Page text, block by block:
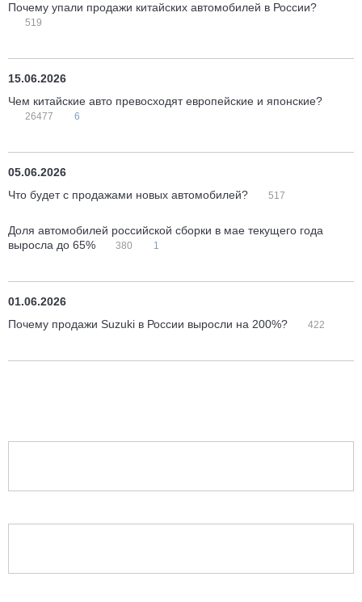
Почему упали продажи китайских автомобилей в России?
519
15.06.2026
Чем китайские авто превосходят европейские и японские?
26477 6
05.06.2026
Что будет с продажами новых автомобилей?
517
Доля автомобилей российской сборки в мае текущего года
выросла до 65%
380 1
01.06.2026
Почему продажи Suzuki в России выросли на 200%?
422